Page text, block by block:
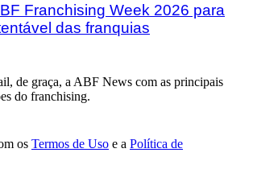
Franchising Week 2026 para
das franquias
de graça, a ABF News com as principais
do franchising.
os Termos de Uso e a Política de